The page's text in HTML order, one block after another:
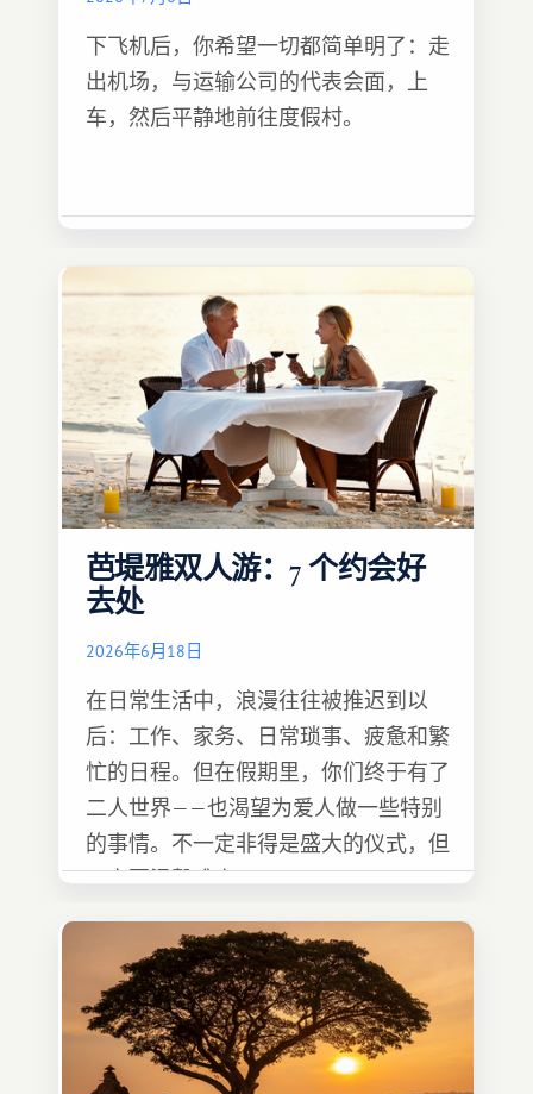
下飞机后，你希望一切都简单明了：走
出机场，与运输公司的代表会面，上
车，然后平静地前往度假村。
芭堤雅双人游：7 个约会好
去处
2026年6月18日
在日常生活中，浪漫往往被推迟到以
后：工作、家务、日常琐事、疲惫和繁
忙的日程。但在假期里，你们终于有了
二人世界——也渴望为爱人做一些特别
的事情。不一定非得是盛大的仪式，但
一定要温馨难忘 :)